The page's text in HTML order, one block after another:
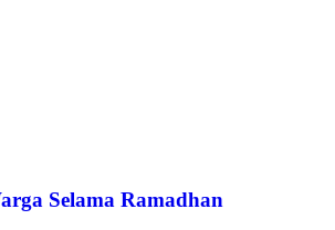
Selama Ramadhan